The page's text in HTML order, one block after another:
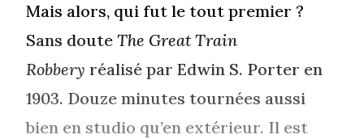
Mais alors, qui fut le tout premier ?
Sans douteThe Great Train
Robbery réalisé par Edwin S. Porter en
1903. Douze minutes tournées aussi
bien en studio qu’en extérieur. Il est